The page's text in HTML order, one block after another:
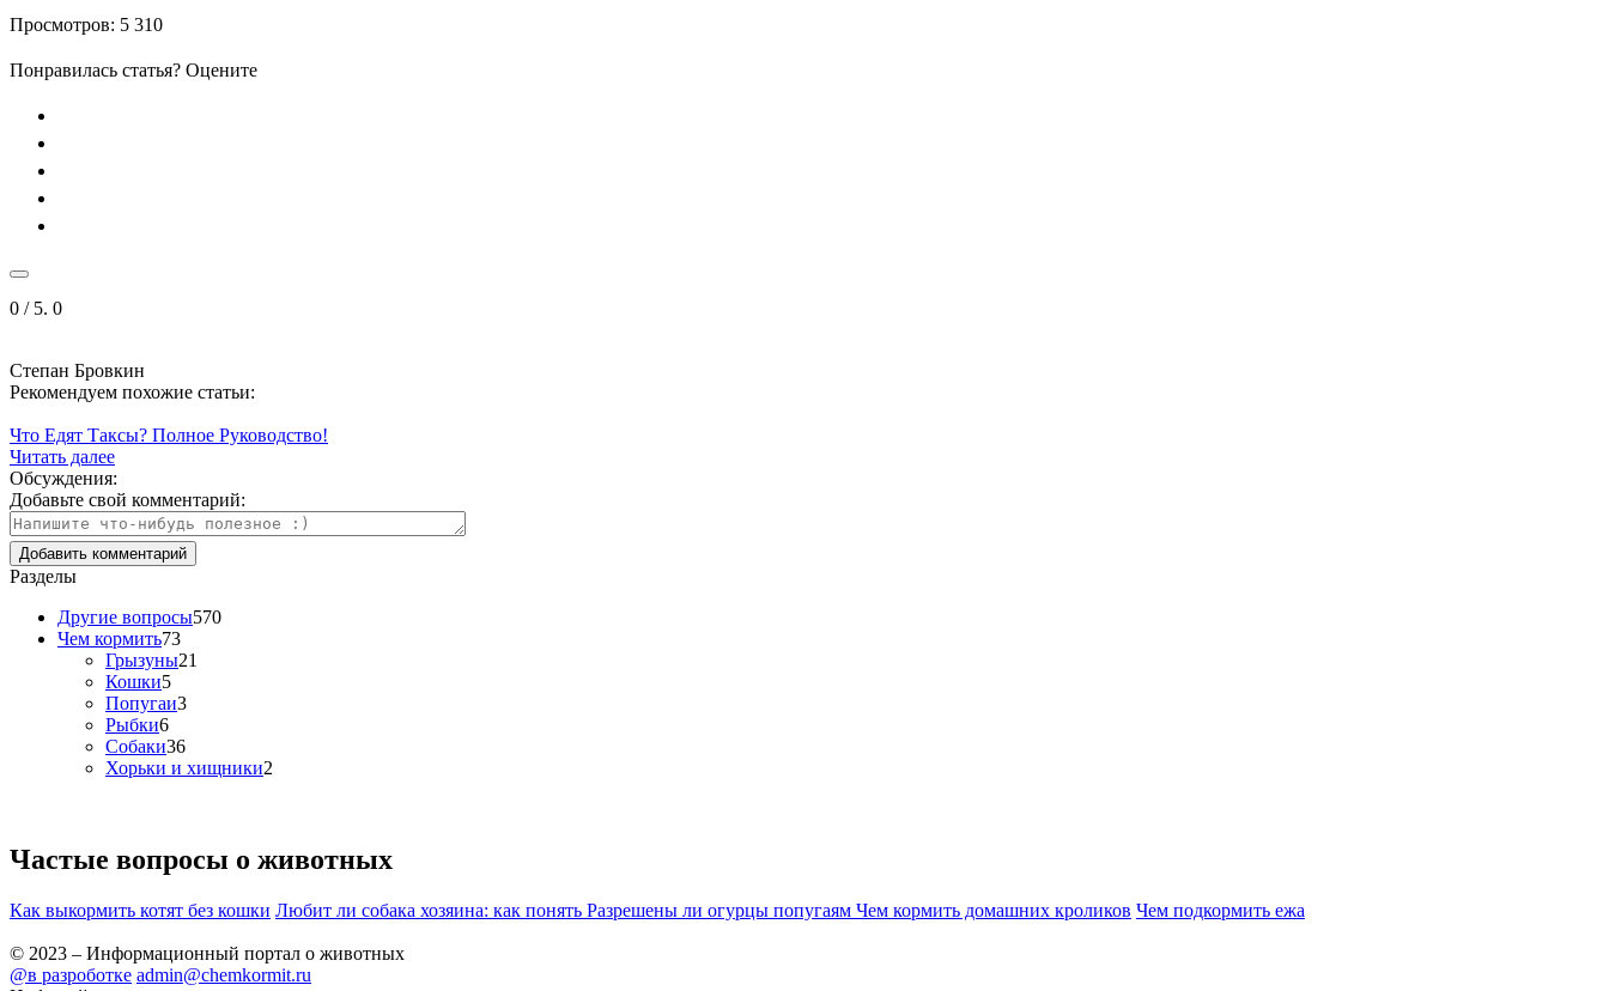
Просмотров: 5 310
Понравилась статья? Оцените
0 / 5. 0
Степан Бровкин
Рекомендуем похожие статьи:
Что Едят Таксы? Полное Руководство!
Читать далее
Обсуждения:
Добавьте свой комментарий:
Разделы
Другие вопросы570
Чем кормить73
Грызуны21
Кошки5
Попугаи3
Рыбки6
Собаки36
Хорьки и хищники2
Частые вопросы о животных
Как выкормить котят без кошки Любит ли собака хозяина: как понять Разрешены ли огурцы попугаям Чем кормить домашних кроликов Чем подкормить ежа
© 2023 – Информационный портал о животных
@в разроботке admin@chemkormit.ru